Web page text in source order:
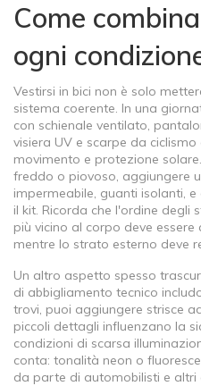
Come
ogni
Vestirsi in bici non è solo
sistema coerente. In una
con schienale ventilato,
visiera UV e scarpe da
movimento e protezione
freddo o piovoso, aggiungere
impermeabile, guanti isolanti,
il kit. Ricorda che l'ordine degli
più vicino al corpo deve essere
mentre lo strato esterno deve
Un altro aspetto spesso
di abbigliamento tecnico
trovi, puoi aggiungere strisce
piccoli dettagli influenzano la
condizioni di scarsa
conta: tonalità neon o
da parte di automobilisti e altri